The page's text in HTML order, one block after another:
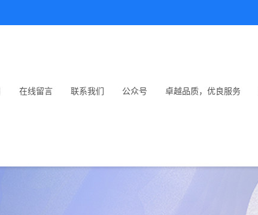
在线留言 联系我们 公众号 卓越品质，优良服务